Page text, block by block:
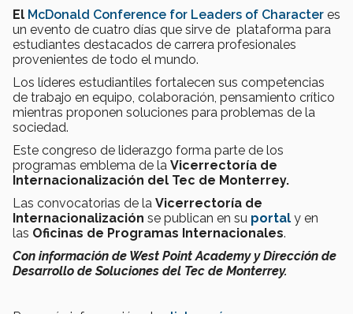
El McDonald Conference for Leaders of Character es
un evento de cuatro días que sirve de plataforma para
estudiantes destacados de carrera profesionales
provenientes de todo el mundo.
Los líderes estudiantiles fortalecen sus competencias
de trabajo en equipo, colaboración, pensamiento crítico
mientras proponen soluciones para problemas de la
sociedad.
Este congreso de liderazgo forma parte de los
programas emblema de la Vicerrectoría de
Internacionalización del Tec de Monterrey.
Las convocatorias de la Vicerrectoría de
Internacionalización se publican en su portal y en
las Oficinas de Programas Internacionales.
Con información de West Point Academy y Dirección de
Desarrollo de Soluciones del Tec de Monterrey.